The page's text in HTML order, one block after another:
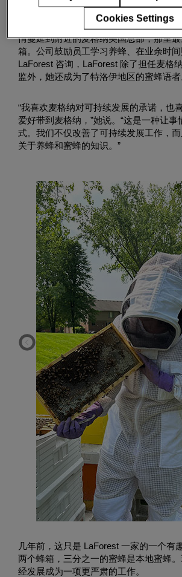
她对可持续发展和蜜蜂的热情是无法抗拒
情蔓延到附近的麦格纳美国总部，那里
箱。公司鼓励员工学习养蜂、在业余时
LaForest 咨询，LaForest 除了担任麦格
监外，她还成为了特洛伊地区的蜜蜂语者
“我喜欢麦格纳对可持续发展的承诺，也
爱好带到麦格纳，”她说。“这是一种让
式。我们不仅改善了可持续发展工作，
关于养蜂和蜜蜂的知识。”
几年前，这只是 LaForest 一家的一个有
两个蜂箱，三分之一的蜜蜂是本地蜜蜂
经发展成为一项更严肃的工作。
Cookies Settings